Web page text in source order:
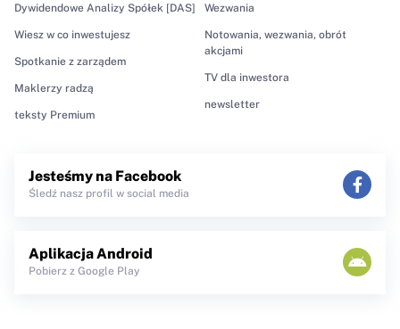
Dywidendowe Analizy Spółek [DAS]
Wiesz w co inwestujesz
Spotkanie z zarządem
Maklerzy radzą
teksty Premium
Wezwania
Notowania, wezwania, obrót
akcjami
TV dla inwestora
newsletter
Jesteśmy na Facebook
Śledź nasz profil w social media
Aplikacja Android
Pobierz z Google Play